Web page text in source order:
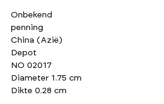
Onbekend
penning
China (Azië)
Depot
NO 02017
Diameter 1.75 cm
Dikte 0.28 cm